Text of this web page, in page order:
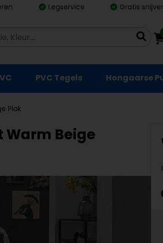
Legservice Gratis
PVC Tegels Hongaarse
Plak
Beige